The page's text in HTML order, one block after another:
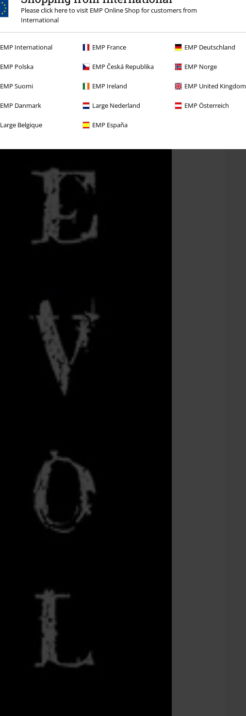
Please click here to visit EMP Online Shop for customers from
International
EMP International EMP France EMP Deutschland
EMP Polska EMP Česká Republika EMP Norge
EMP Suomi EMP Ireland EMP United Kingdom
EMP Danmark Large Nederland EMP Österreich
Large Belgique EMP España